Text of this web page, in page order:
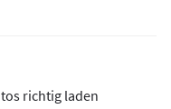
richtig laden